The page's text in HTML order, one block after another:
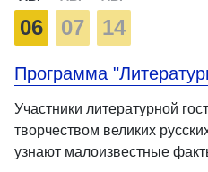
06 07 14
Программа
Участники литературной
творчеством великих
узнают малоизвестные